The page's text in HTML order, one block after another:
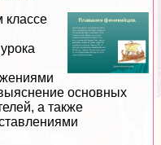
классе
основных
а также